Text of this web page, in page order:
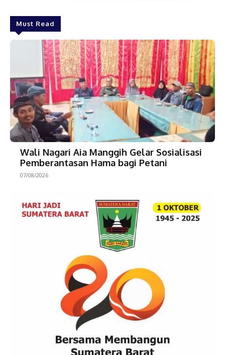
Must Read
Wali Nagari Aia Manggih Gelar Sosialisasi
Pemberantasan Hama bagi Petani
07/08/2026